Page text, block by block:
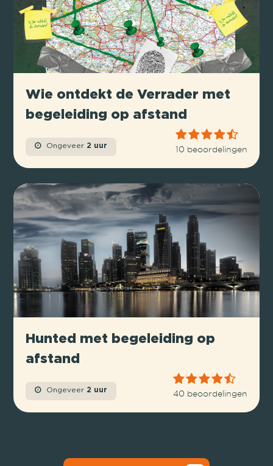
Wie ontdekt de Verrader met
begeleiding op afstand
Ongeveer 2 uur 10 beoordelingen
Hunted met begeleiding op
afstand
Ongeveer 2 uur 40 beoordelingen